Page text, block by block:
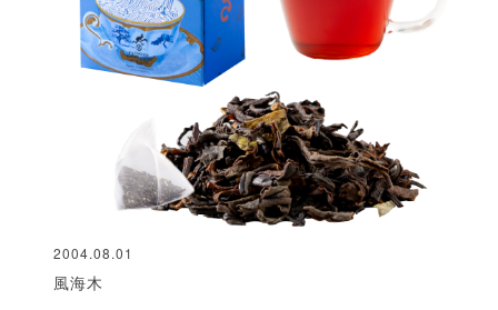
2004.08.01
風海木